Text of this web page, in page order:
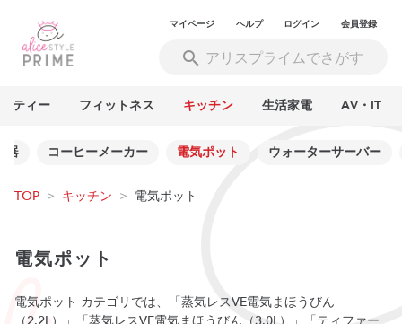
マイページ ヘルプ ログイン 会員登録
ティー フィットネス キッチン 生活家電 AV・IT
器 コーヒーメーカー 電気ポット ウォーターサーバー
TOP > キッチン > 電気ポット
電気ポット
電気ポット カテゴリでは、「蒸気レスVE電気まほうびん